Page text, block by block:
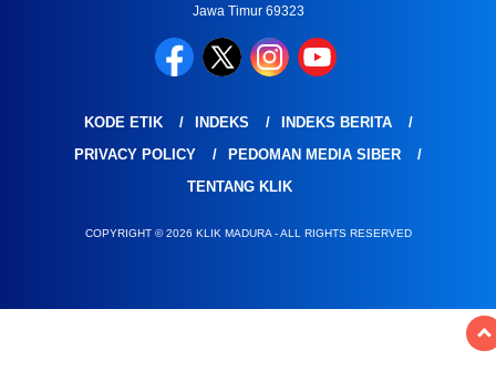
Jawa Timur 69323
KODE ETIK INDEKS
INDEKS BERITA
PRIVACY POLICY
PEDOMAN MEDIA SIBER
TENTANG KLIK
COPYRIGHT © 2026 KLIK MADURA - ALL RIGHTS RESERVED